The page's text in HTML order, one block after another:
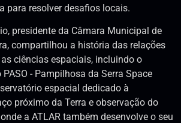
para resolver desafios locais.
presidente da Câmara Municipal de
compartilhou a história das relações
ciências espaciais, incluindo o
- Pampilhosa da Serra Space
espacial dedicado à
próximo da Terra e observação do
a ATLAR também desenvolve o seu